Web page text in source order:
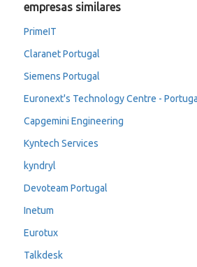
empresas similares
PrimeIT
Claranet Portugal
Siemens Portugal
Euronext's Technology Centre -
Capgemini Engineering
Kyntech Services
kyndryl
Devoteam Portugal
Inetum
Eurotux
Talkdesk